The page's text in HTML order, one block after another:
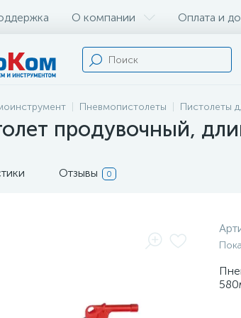
О компании Оплата и
Пневмопистолеты Пистолеты
продувочный,
Отзывы 0